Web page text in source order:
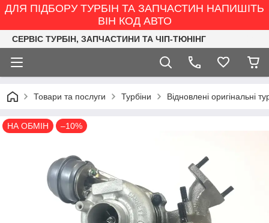
ДЛЯ ПІДБОРУ ТУРБІН ТА ЗАПЧАСТИН НАПИШІТЬ
ВІН КОД АВТО
СЕРВІС ТУРБІН, ЗАПЧАСТИНИ ТА ЧІП-ТЮНІНГ
Товари та послуги Турбіни Відновлені оригінальні
НА ОБМІН –10%